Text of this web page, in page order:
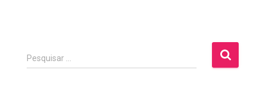
P
e
Pesquisar …